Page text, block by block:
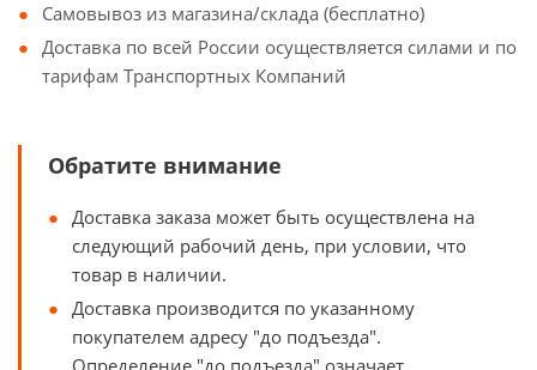
Самовывоз из магазина/склада (бесплатно)
Доставка по всей России осуществляется силами и по
тарифам Транспортных Компаний
Обратите внимание
Доставка заказа может быть осуществлена на
следующий рабочий день, при условии, что
товар в наличии.
Доставка производится по указанному
покупателем адресу "до подъезда".
Определение "до подъезда" означает